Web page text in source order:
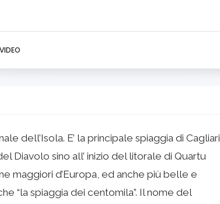
VIDEO
dell’Isola. E’ la principale spiaggia di Cagliari
Diavolo sino all’ inizio del litorale di Quartu
maggiori d’Europa, ed anche più belle e
“la spiaggia dei centomila”. Il nome del